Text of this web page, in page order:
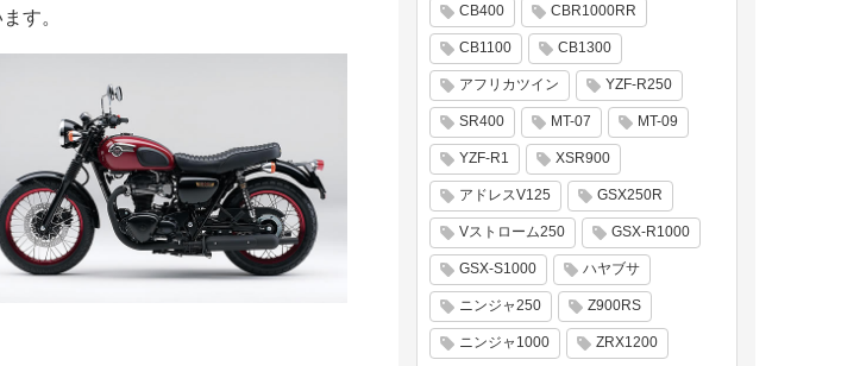
す。
CB400 CBR1000RR
CB1100 CB1300
アフリカツイン YZF-R250
SR400 MT-07 MT-09
YZF-R1 XSR900
アドレスV125 GSX250R
Vストローム250 GSX-R1000
GSX-S1000 ハヤブサ
ニンジャ250 Z900RS
ニンジャ1000 ZRX1200